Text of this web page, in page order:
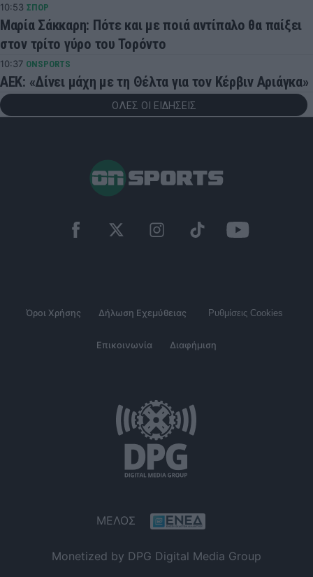
10:53 ΣΠΟΡ
Μαρία Σάκκαρη: Πότε και με ποιά αντίπαλο θα παίξει
στον τρίτο γύρο του Τορόντο
10:37 ONSPORTS
AEK: «Δίνει μάχη με τη Θέλτα για τον Κέρβιν Αριάγκα»
ΟΛΕΣ ΟΙ ΕΙΔΗΣΕΙΣ
Όροι Χρήσης Δήλωση Εχεμύθειας Ρυθμίσεις Cookies
Επικοινωνία Διαφήμιση
ΜΕΛΟΣ
Monetized by DPG Digital Media Group